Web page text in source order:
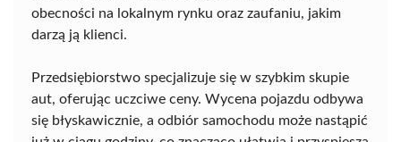
obecności na lokalnym rynku oraz zaufaniu, jakim
darzą ją klienci.
Przedsiębiorstwo specjalizuje się w szybkim skupie
aut, oferując uczciwe ceny. Wycena pojazdu odbywa
się błyskawicznie, a odbiór samochodu może nastąpić